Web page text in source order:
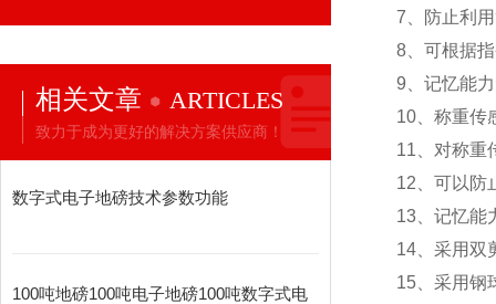
相关文章 ARTICLES
致力于成为更好的解决方案供应商！
数字式电子地磅技术参数功能
100吨地磅100吨电子地磅100吨数字式电
7 、防止利
8 、可根据
9 、记忆能
10 、称重
11 、对称
12 、可以
13 、记忆
14 、采用
15 、采用